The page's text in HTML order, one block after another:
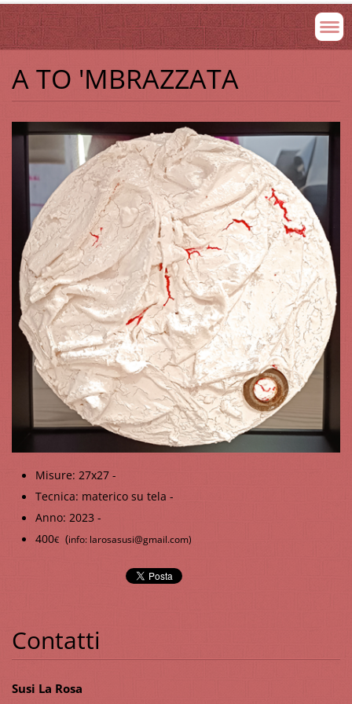
A TO 'MBRAZZATA
Misure: 27x27 -
Tecnica: materico su tela -
Anno: 2023 -
400€(info: larosasusi@gmail.com)
Contatti
Susi La Rosa